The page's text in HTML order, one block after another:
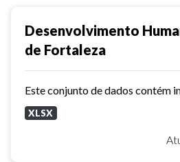
Desenvolvimento
de Fortaleza
XLSX